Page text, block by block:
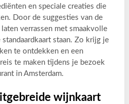
en speciale creaties die
Door de suggesties van de
verrassen met smaakvolle
staan. Zo krijg je
te ontdekken en een
te maken tijdens je bezoek
in Amsterdam.
wijnkaart